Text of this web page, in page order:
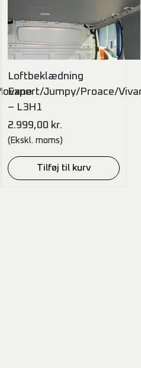
Loftbeklædning
Expert/Jumpy/Proace/
– L3H1
2.999,00 kr.
(Ekskl. moms)
Tilføj til kurv